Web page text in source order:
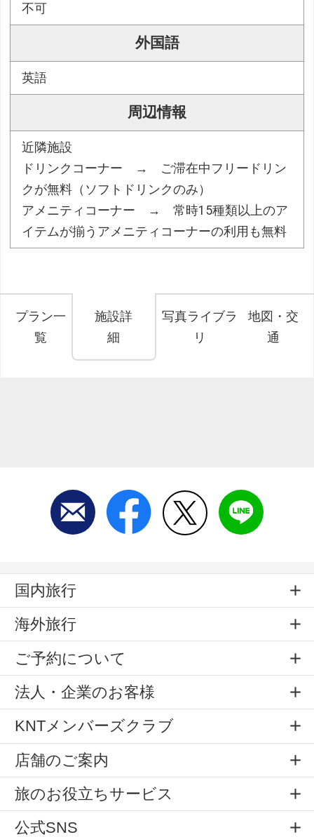
不可
外国語
英語
周辺情報
近隣施設
ドリンクコーナー → ご滞在中フリードリン
クが無料（ソフトドリンクのみ）
アメニティコーナー → 常時15種類以上のア
イテムが揃うアメニティコーナーの利用も無料
プラン一
覧
施設詳
細
写真ライブラ
リ
地図・交
通
国内旅行
海外旅行
ご予約について
法人・企業のお客様
KNTメンバーズクラブ
店舗のご案内
旅のお役立ちサービス
公式SNS